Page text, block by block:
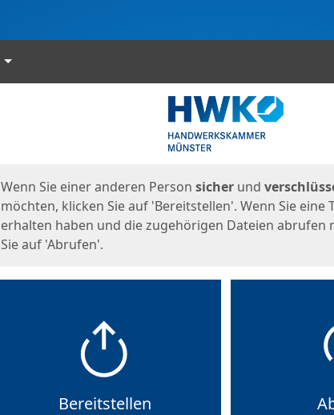
Sprachen
Wenn Sie einer anderen Person sicher und
möchten, klicken Sie auf 'Bereitstellen'. Wenn Sie eine
erhalten haben und die zugehörigen Dateien abrufen
Sie auf 'Abrufen'.
Bereitstellen